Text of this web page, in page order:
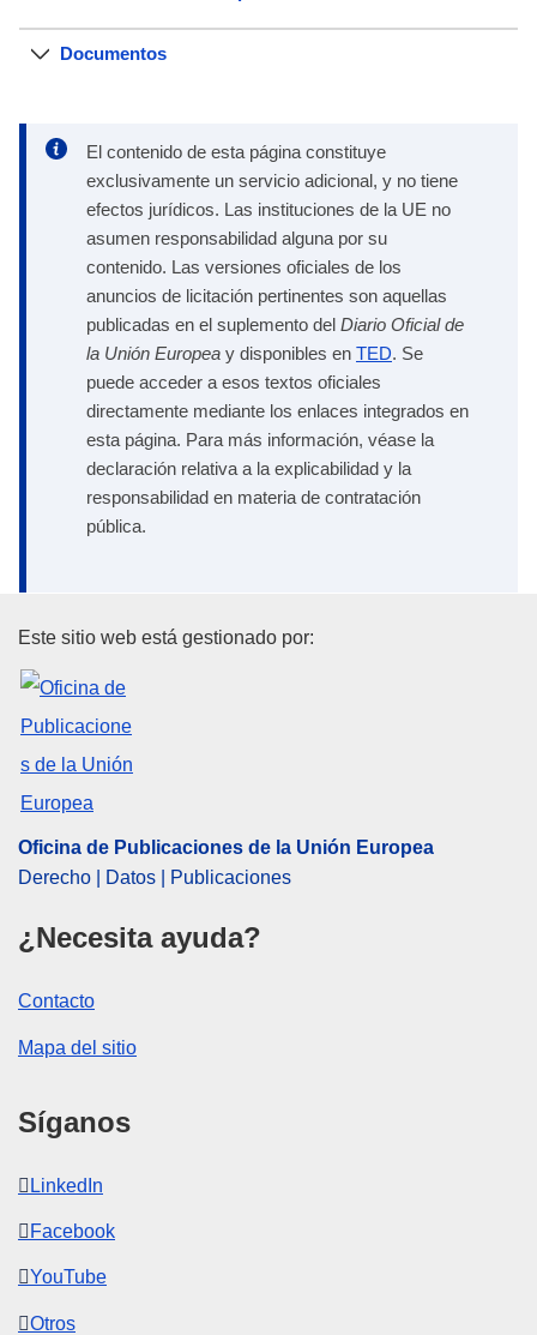
Documentos
El contenido de esta página constituye
exclusivamente un servicio adicional, y no tiene
efectos jurídicos. Las instituciones de la UE no
asumen responsabilidad alguna por su
contenido. Las versiones oficiales de los
anuncios de licitación pertinentes son aquellas
publicadas en el suplemento del Diario Oficial de
la Unión Europea y disponibles en TED. Se
puede acceder a esos textos oficiales
directamente mediante los enlaces integrados en
esta página. Para más información, véase la
declaración relativa a la explicabilidad y la
responsabilidad en materia de contratación
pública.
Oficina de Publicaciones de la
Este sitio web está gestionado por:
Oficina de Publicaciones de la Unión Europea
Derecho | Datos | Publicaciones
¿Necesita ayuda?
Contacto
Mapa del sitio
Síganos
LinkedIn
Facebook
YouTube
Otros